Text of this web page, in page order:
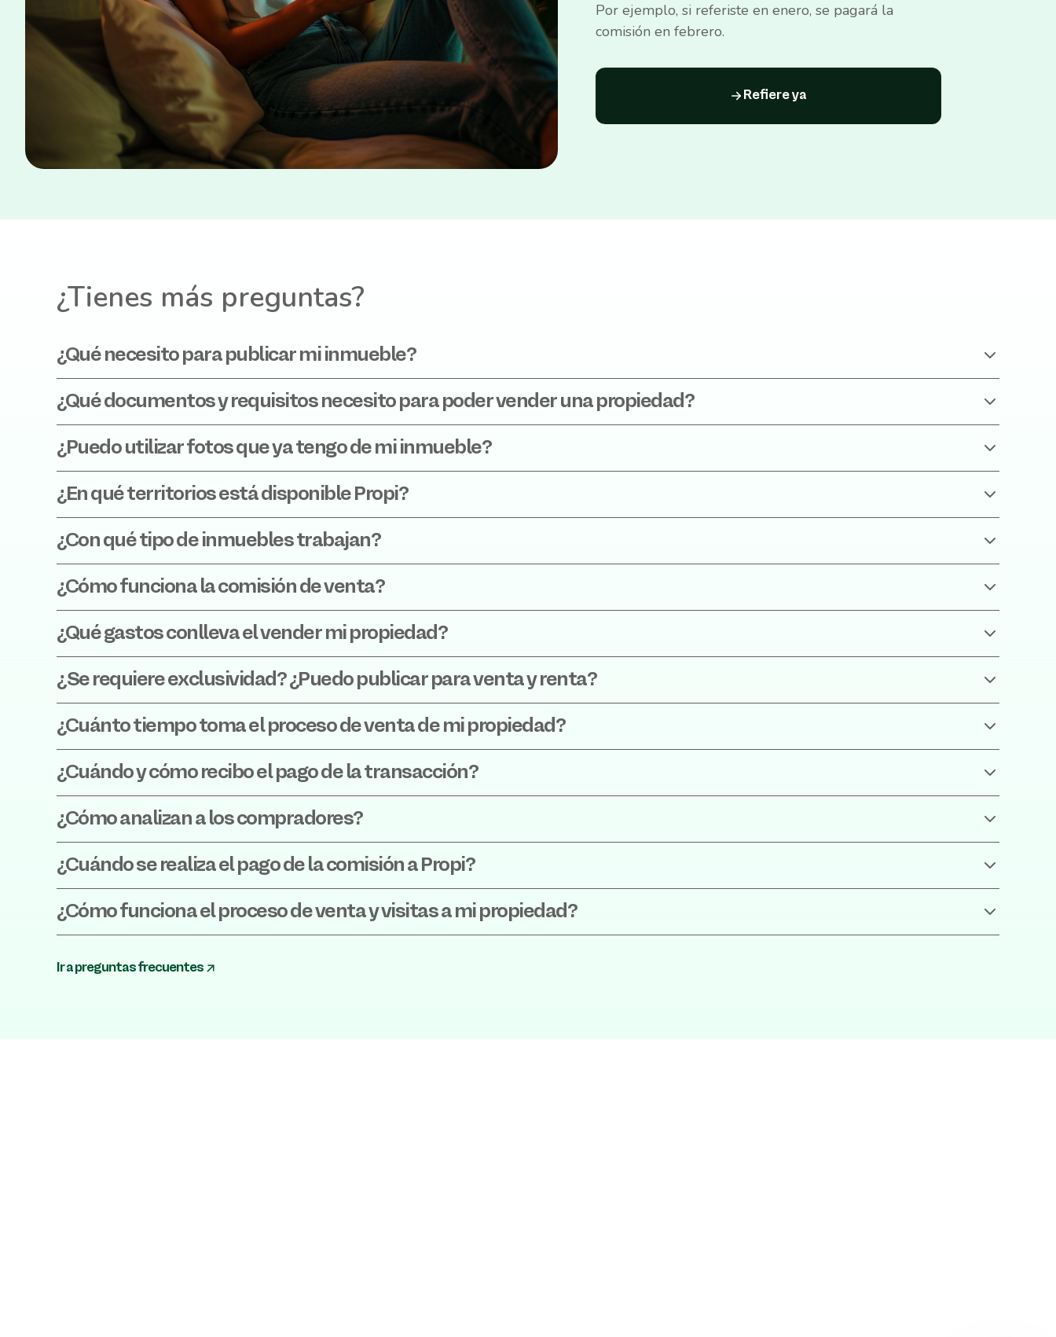
Por ejemplo, si referiste en enero, se pagará la
comisión en febrero.
Refiere ya
¿Tienes más preguntas?
¿Qué necesito para publicar mi inmueble?
¿Qué documentos y requisitos necesito para poder vender una propiedad?
¿Puedo utilizar fotos que ya tengo de mi inmueble?
¿En qué territorios está disponible Propi?
¿Con qué tipo de inmuebles trabajan?
¿Cómo funciona la comisión de venta?
¿Qué gastos conlleva el vender mi propiedad?
¿Se requiere exclusividad? ¿Puedo publicar para venta y renta?
¿Cuánto tiempo toma el proceso de venta de mi propiedad?
¿Cuándo y cómo recibo el pago de la transacción?
¿Cómo analizan a los compradores?
¿Cuándo se realiza el pago de la comisión a Propi?
¿Cómo funciona el proceso de venta y visitas a mi propiedad?
Ir a preguntas frecuentes